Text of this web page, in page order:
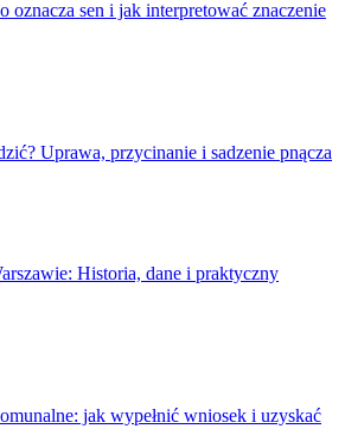
oznacza sen i jak interpretować znaczenie
Uprawa, przycinanie i sadzenie pnącza
Historia, dane i praktyczny
jak wypełnić wniosek i uzyskać